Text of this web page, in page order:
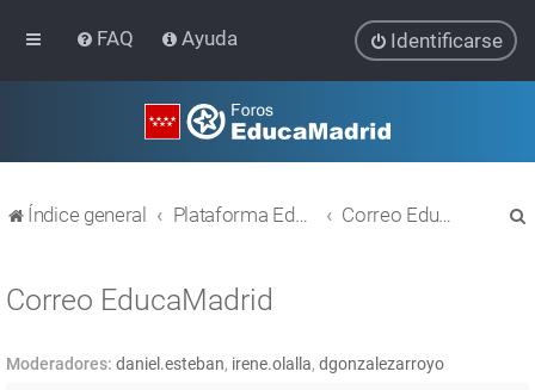
FAQ Ayuda Identificarse
Índice general Plataforma Educativa EducaMadrid Correo EducaMadrid
Correo EducaMadrid
Moderadores: daniel.esteban, irene.olalla, dgonzalezarroyo